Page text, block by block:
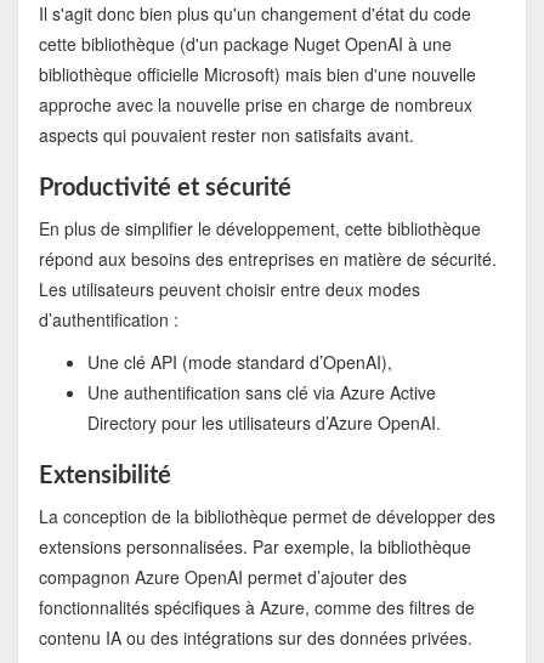
Il s'agit donc bien plus qu'un changement d'état du code
cette bibliothèque (d'un package Nuget OpenAI à une
bibliothèque officielle Microsoft) mais bien d'une nouvelle
approche avec la nouvelle prise en charge de nombreux
aspects qui pouvaient rester non satisfaits avant.
Productivité et sécurité
En plus de simplifier le développement, cette bibliothèque
répond aux besoins des entreprises en matière de sécurité.
Les utilisateurs peuvent choisir entre deux modes
d’authentification :
Une clé API (mode standard d’OpenAI),
Une authentification sans clé via Azure Active
Directory pour les utilisateurs d’Azure OpenAI.
Extensibilité
La conception de la bibliothèque permet de développer des
extensions personnalisées. Par exemple, la bibliothèque
compagnon Azure OpenAI permet d’ajouter des
fonctionnalités spécifiques à Azure, comme des filtres de
contenu IA ou des intégrations sur des données privées.